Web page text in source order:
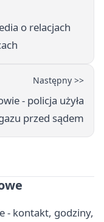
o relacjach
Następny >>
- policja użyła
przed sądem
- kontakt, godziny,